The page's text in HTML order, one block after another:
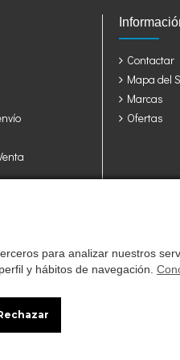
Contactar
Mapa del
Marcas
Ofertas
Álava, Albacete, Alicante,
Guadalajara, Guipuzcoa, Huelva,
StrongCages SL, una empresa
para analizar nuestros
y hábitos de navegación.